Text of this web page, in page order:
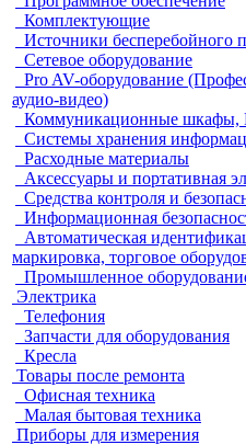
Комплектующие
Источники бесперебойного
Сетевое оборудование
Pro AV-оборудование
аудио-видео)
Коммуникационные шкафы,
Системы хранения
Расходные материалы
Аксессуары и портативная
Средства контроля и
Информационная
Автоматическая
маркировка, торговое
Промышленное
Электрика
Телефония
Запчасти для оборудования
Кресла
Товары после ремонта
Офисная техника
Малая бытовая техника
Приборы для измерения